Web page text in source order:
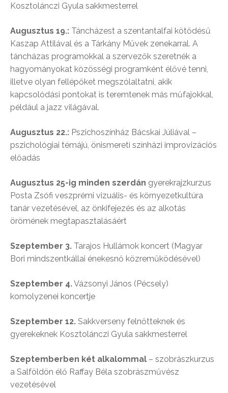
Kosztolánczi Gyula sakkmesterrel
Augusztus 19.: Táncházest a szentantalfai kötődésű
Kaszap Attilával és a Tárkány Művek zenekarral. A
táncházas programokkal a szervezők szeretnék a
hagyományokat közösségi programként élővé tenni,
illetve olyan fellépőket megszólaltatni, akik
kapcsolódási pontokat is teremtenek más műfajokkal,
például a jazz világával.
Augusztus 22.: Pszichoszínház Bácskai Júliával –
pszichológiai témájú, önismereti színházi improvizációs
előadás
Augusztus 25-ig minden szerdán gyerekrajzkurzus
Posta Zsófi veszprémi vizuális- és környezetkultúra
tanár vezetésével, az önkifejezés és az alkotás
örömének megtapasztalásáért
Szeptember 3. Tarajos Hullámok koncert (Magyar
Bori mindszentkállai énekesnő közreműködésével)
Szeptember 4.Vázsonyi János (Pécsely)
komolyzenei koncertje
Szeptember 12. Sakkverseny felnőtteknek és
gyerekeknek Kosztolánczi Gyula sakkmesterrel
Szeptemberben két alkalommal – szobrászkurzus
a Salföldön élő Raffay Béla szobrászművész
vezetésével